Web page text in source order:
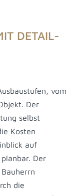
DETAIL-
vom
Der
selbst
Kosten
auf
Der
die